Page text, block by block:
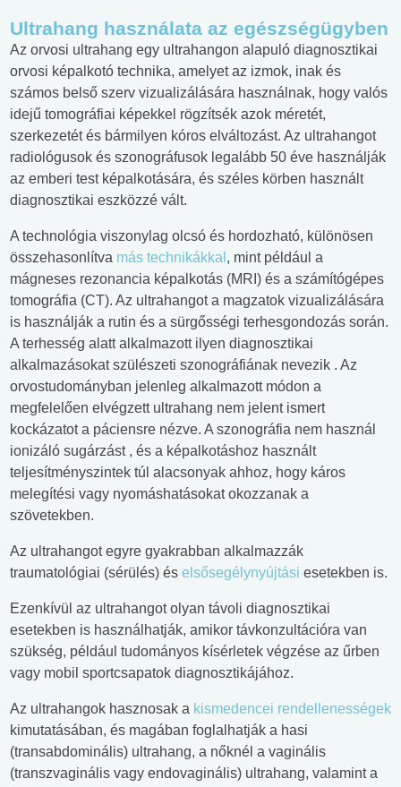
Ultrahang használata az egészségügyben
Az orvosi ultrahang egy ultrahangon alapuló diagnosztikai
orvosi képalkotó technika, amelyet az izmok, inak és
számos belső szerv vizualizálására használnak, hogy valós
idejű tomográfiai képekkel rögzítsék azok méretét,
szerkezetét és bármilyen kóros elváltozást. Az ultrahangot
radiológusok és szonográfusok legalább 50 éve használják
az emberi test képalkotására, és széles körben használt
diagnosztikai eszközzé vált.
A technológia viszonylag olcsó és hordozható, különösen
összehasonlítva más technikákkal , mint például a
mágneses rezonancia képalkotás (MRI) és a számítógépes
tomográfia (CT). Az ultrahangot a magzatok vizualizálására
is használják a rutin és a sürgősségi terhesgondozás során.
A terhesség alatt alkalmazott ilyen diagnosztikai
alkalmazásokat szülészeti szonográfiának nevezik . Az
orvostudományban jelenleg alkalmazott módon a
megfelelően elvégzett ultrahang nem jelent ismert
kockázatot a páciensre nézve. A szonográfia nem használ
ionizáló sugárzást , és a képalkotáshoz használt
teljesítményszintek túl alacsonyak ahhoz, hogy káros
melegítési vagy nyomáshatásokat okozzanak a
szövetekben.
Az ultrahangot egyre gyakrabban alkalmazzák
traumatológiai (sérülés) és elsősegélynyújtási esetekben is.
Ezenkívül az ultrahangot olyan távoli diagnosztikai
esetekben is használhatják, amikor távkonzultációra van
szükség, például tudományos kísérletek végzése az űrben
vagy mobil sportcsapatok diagnosztikájához.
Az ultrahangok hasznosak a kismedencei rendellenességek
kimutatásában, és magában foglalhatják a hasi
(transabdominális) ultrahang, a nőknél a vaginális
(transzvaginális vagy endovaginális) ultrahang, valamint a